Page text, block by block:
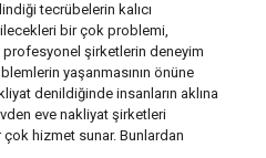
tecrübelerin kalıcı
bir çok problemi,
şirketlerin deneyim
yaşanmasının önüne
denildiğinde insanların aklına
eve nakliyat şirketleri
çok hizmet sunar. Bunlardan